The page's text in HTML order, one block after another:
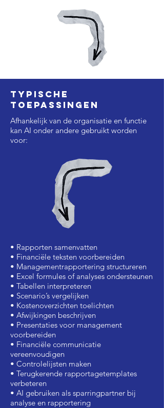
Typische
toepassingen
Afhankelijk van de organisatie en functie
kan AI onder andere gebruikt worden
voor:
• Rapporten samenvatten
• Financiële teksten voorbereiden
• Managementrapportering structureren
• Excel formules of analyses ondersteunen
• Tabellen interpreteren
• Scenario’s vergelijken
• Kostenoverzichten toelichten
• Afwijkingen beschrijven
• Presentaties voor management
voorbereiden
• Financiële communicatie
vereenvoudigen
• Controlelijsten maken
• Terugkerende rapportagetemplates
verbeteren
• AI gebruiken als sparringpartner bij
analyse en rapportering